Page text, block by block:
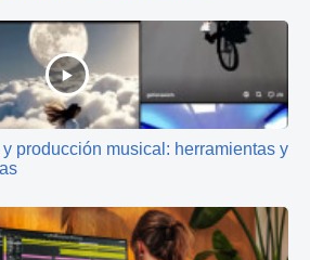
producción musical: herramientas y